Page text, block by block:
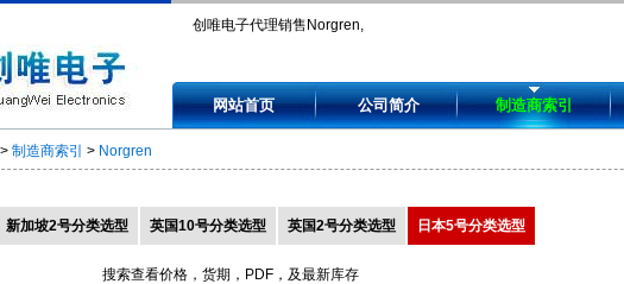
创唯电子代理销售Norgren,
0303680, 0303700.
网站首页 公司简介 制造商索引
> 制造商索引 > Norgren
新加坡2号分类选型 英国10号分类选型 英国2号分类选型 日本5号分类选型
搜索查看价格，货期，PDF，及最新库存